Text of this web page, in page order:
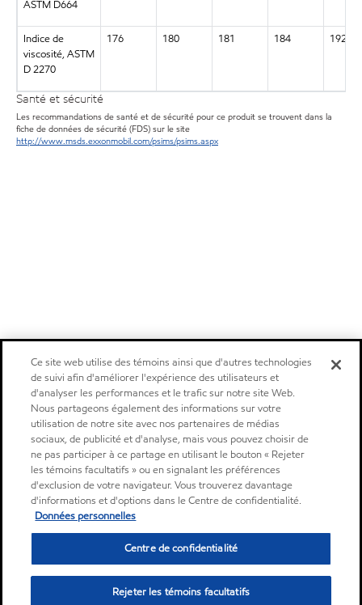
ASTM D664
Indice de
viscosité, ASTM
D 2270
176 180 181 184 192
Santé et sécurité
Les recommandations de santé et de sécurité pour ce produit se trouvent dans la
fiche de données de sécurité (FDS) sur le site
http://www.msds.exxonmobil.com/psims/psims.aspx
Ce site web utilise des témoins ainsi que d'autres technologies
de suivi afin d'améliorer l'expérience des utilisateurs et
d'analyser les performances et le trafic sur notre site Web.
Nous partageons également des informations sur votre
utilisation de notre site avec nos partenaires de médias
sociaux, de publicité et d'analyse, mais vous pouvez choisir de
ne pas participer à ce partage en utilisant le bouton « Rejeter
les témoins facultatifs » ou en signalant les préférences
d'exclusion de votre navigateur. Vous trouverez davantage
d'informations et d'options dans le Centre de confidentialité.
Données personnelles
Centre de confidentialité
Rejeter les témoins facultatifs